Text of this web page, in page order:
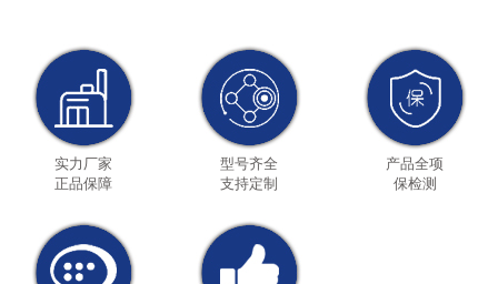
实力厂家
正品保障
型号齐全
支持定制
产品全项
保检测